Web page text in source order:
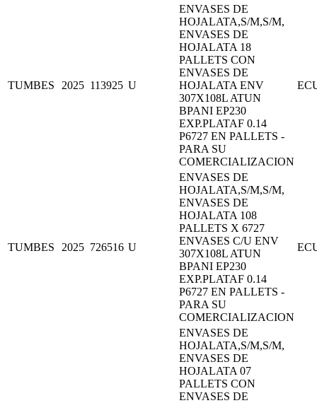
TUMBES 2025 113925 U
ENVASES DE
HOJALATA,S/M,S/M,
ENVASES DE
HOJALATA 18
PALLETS CON
ENVASES DE
HOJALATA ENV
307X108L ATUN
BPANI EP230
EXP.PLATAF 0.14
P6727 EN PALLETS -
PARA SU
COMERCIALIZACION
TUMBES 2025 726516 U
ENVASES DE
HOJALATA,S/M,S/M,
ENVASES DE
HOJALATA 108
PALLETS X 6727
ENVASES C/U ENV
307X108L ATUN
BPANI EP230
EXP.PLATAF 0.14
P6727 EN PALLETS -
PARA SU
COMERCIALIZACION
ENVASES DE
HOJALATA,S/M,S/M,
ENVASES DE
HOJALATA 07
PALLETS CON
ENVASES DE